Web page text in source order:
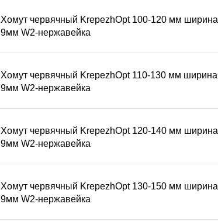
Хомут червячный KrepezhOpt 100-120 мм ширина
9мм W2-нержавейка
Хомут червячный KrepezhOpt 110-130 мм ширина
9мм W2-нержавейка
Хомут червячный KrepezhOpt 120-140 мм ширина
9мм W2-нержавейка
Хомут червячный KrepezhOpt 130-150 мм ширина
9мм W2-нержавейка